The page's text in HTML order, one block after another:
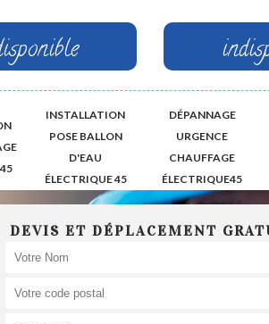
INSTALLATION
POSE BALLON
D'EAU
ÉLECTRIQUE 45
DÉPANNAGE
URGENCE
CHAUFFAGE
ÉLECTRIQUE45
DEVIS ET DÉPLACEMENT